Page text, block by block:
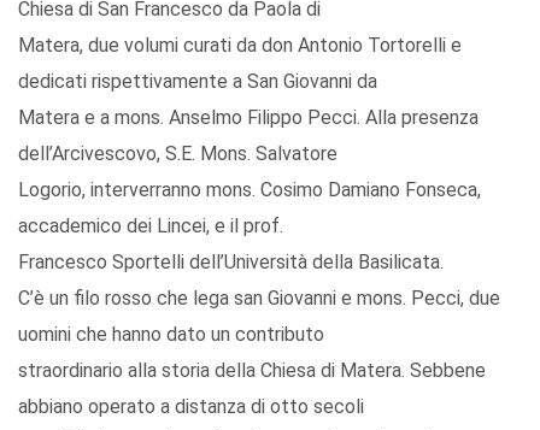
Chiesa di San Francesco da Paola di
Matera, due volumi curati da don Antonio Tortorelli e
dedicati rispettivamente a San Giovanni da
Matera e a mons. Anselmo Filippo Pecci. Alla presenza
dell’Arcivescovo, S.E. Mons. Salvatore
Logorio, interverranno mons. Cosimo Damiano Fonseca,
accademico dei Lincei, e il prof.
Francesco Sportelli dell’Università della Basilicata.
C’è un filo rosso che lega san Giovanni e mons. Pecci, due
uomini che hanno dato un contributo
straordinario alla storia della Chiesa di Matera. Sebbene
abbiano operato a distanza di otto secoli